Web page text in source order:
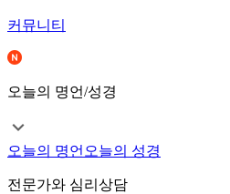
커뮤니티
오늘의 명언/성경
오늘의 명언 오늘의 성경
전문가와 심리상담